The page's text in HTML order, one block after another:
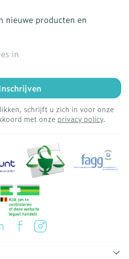
nieuwe producten en
schrijft u zich in voor onze
met onze privacy policy.